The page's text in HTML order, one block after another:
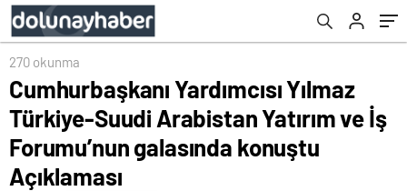
galasında konuştu Açıklaması
270 okunma
Cumhurbaşkanı Yardımcısı Yılmaz
Türkiye-Suudi Arabistan Yatırım ve İş
Forumu’nun galasında konuştu
Açıklaması